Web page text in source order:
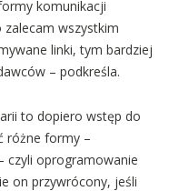
komunikacji
zalecam wszystkim
linki, tym bardziej
– podkreśla.
to dopiero wstęp do
różne formy –
czyli oprogramowanie
on przywrócony, jeśli